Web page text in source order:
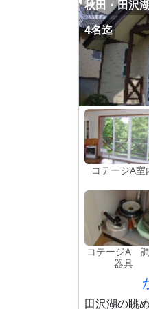
秋田・田沢
4名迄
コテージA室
コテージA
器具
田沢湖の眺